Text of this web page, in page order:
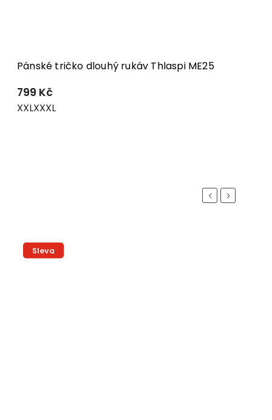
Pánské tričko dlouhý rukáv Thlaspi ME25
799 Kč
XXLXXXL
Previous
Sleva
Next